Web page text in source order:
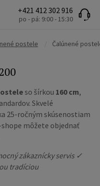
+421 412 302 916
po - pá: 9:00 - 15:30
postele Čalúnené
so šírkou 160 cm,
Skvelé
25-ročným skúsenostiam
môžete objednať
zákaznícky servis ✓
tradíciou